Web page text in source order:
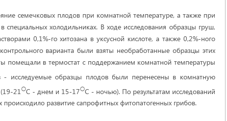
семечковых плодов при комнатной температуре, а также при
специальных холодильниках. В ходе исследования образцы груш,
0,1%-го хитозана в уксусной кислоте, а также 0,2%-ного
варианта были взяты необработанные образцы этих
помещали в термостат с поддержанием комнатной температуры
исследуемые образцы плодов были перенесены в комнатную
21○C - днем и 15-17○C - ночью). По результатам исследований
развитие сапрофитных фитопатогенных грибов.